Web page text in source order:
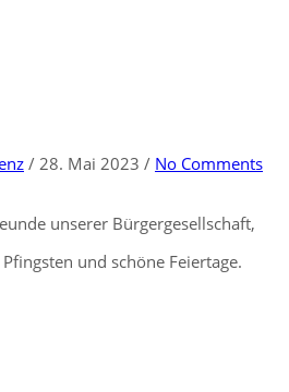
/ 28. Mai 2023 / No Comments
unserer Bürgergesellschaft,
und schöne Feiertage.